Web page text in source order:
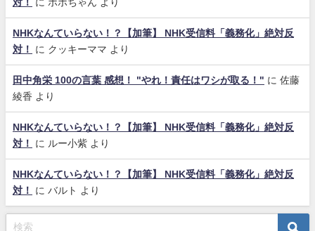
対！
に ポポちゃん より
NHKなんていらない！？【加筆】 NHK受信料「義務化」絶対反
対！
に クッキーママ より
田中角栄 100の言葉 感想！ "やれ！責任はワシが取る！" に 佐藤
綾香 より
NHKなんていらない！？【加筆】 NHK受信料「義務化」絶対反
対！
に ルー小紫 より
NHKなんていらない！？【加筆】 NHK受信料「義務化」絶対反
対！
に バルト より